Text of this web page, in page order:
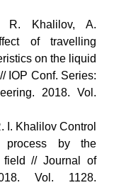
R. Khalilov, A.
of travelling
on the liquid
IOP Conf. Series:
2018. Vol.
I. Khalilov Control
process by the
field // Journal of
Vol. 1128.